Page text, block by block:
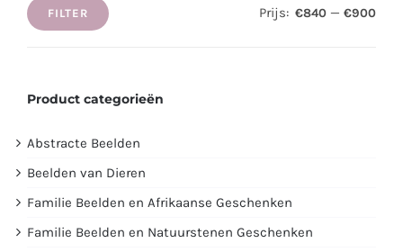
Min.
Max.
FILTER Prijs: €840 — €900
Product categorieën
Abstracte Beelden
Beelden van Dieren
Familie Beelden en Afrikaanse Geschenken
Familie Beelden en Natuurstenen Geschenken